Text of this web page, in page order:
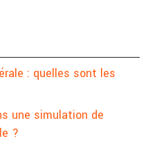
: quelles sont les
une simulation de
?